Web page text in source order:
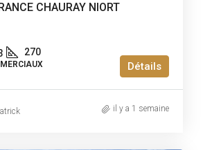
CHAURAY NIORT
270
Détails
il y a 1 semaine